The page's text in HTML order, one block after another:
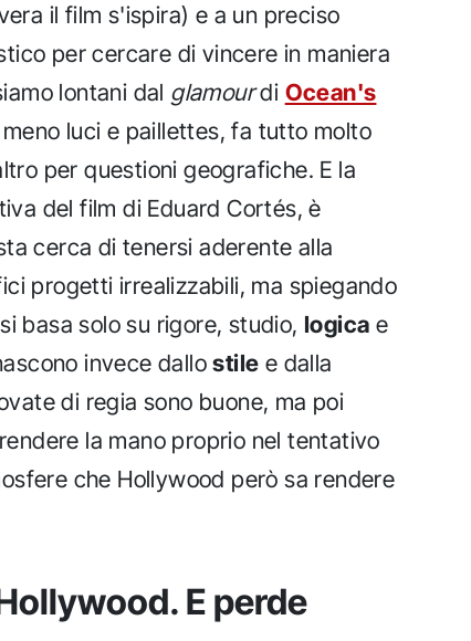
il film s'ispira) e a un preciso
per cercare di vincere in maniera
lontani dal glamourdi Ocean's
luci e paillettes, fa tutto molto
per questioni geografiche. E la
del film di Eduard Cortés, è
cerca di tenersi aderente alla
progetti irrealizzabili, ma spiegando
basa solo su rigore, studio, logica e
invece dallostile e dalla
di regia sono buone, ma poi
la mano proprio nel tentativo
che Hollywood però sa rendere
E perde